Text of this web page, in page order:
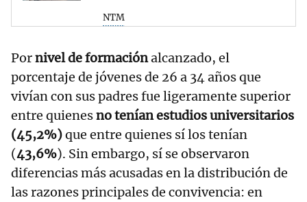
NTM
Pornivel de formaciónalcanzado, el
porcentaje de jóvenes de 26 a 34 años que
vivían con sus padres fue ligeramente superior
entre quienesno tenían estudios universitarios
(45,2%)que entre quienes sí los tenían
(43,6%). Sin embargo, sí se observaron
diferencias más acusadas en la distribución de
las razones principales de convivencia: en